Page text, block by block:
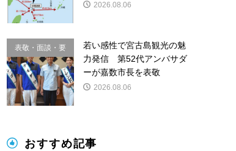
2026.08.06
表敬・面談・要
請
若い感性で宮古島観光の魅
力発信 第52代アンバサダ
ーが嘉数市長を表敬
2026.08.06
おすすめ記事